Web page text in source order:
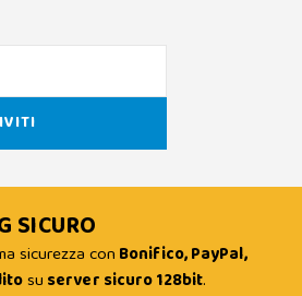
SICURO
sicurezza con Bonifico, PayPal,
su server sicuro 128bit.